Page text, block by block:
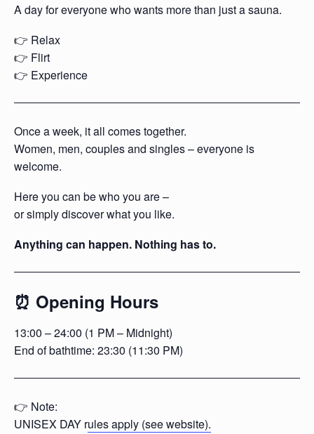
A day for everyone who wants more than just a sauna.
👉 Relax
👉 Flirt
👉 Experience
Once a week, it all comes together.
Women, men, couples and singles – everyone is
welcome.
Here you can be who you are –
or simply discover what you like.
Anything can happen. Nothing has to.
⏰ Opening Hours
13:00 – 24:00 (1 PM – Midnight)
End of bathtime: 23:30 (11:30 PM)
👉 Note:
UNISEX DAY rules apply (see website).